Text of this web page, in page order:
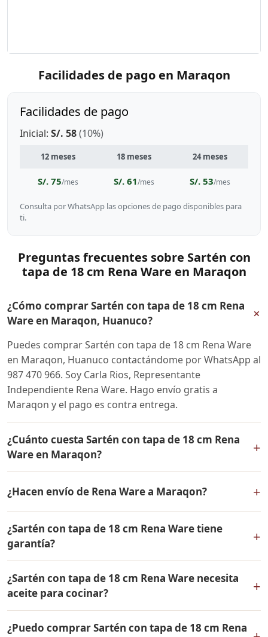
Facilidades de pago en Maraqon
Facilidades de pago
Inicial: S/. 58(10%)
12 meses 18 meses 24 meses
S/. 75/mes S/. 61/mes S/. 53/mes
Consulta por WhatsApp las opciones de pago disponibles para
ti.
Preguntas frecuentes sobre Sartén con
tapa de 18 cm Rena Ware en Maraqon
¿Cómo comprar Sartén con tapa de 18 cm Rena
Ware en Maraqon, Huanuco?
+
Puedes comprar Sartén con tapa de 18 cm Rena Ware
en Maraqon, Huanuco contactándome por WhatsApp al
987 470 966. Soy Carla Rios, Representante
Independiente Rena Ware. Hago envío gratis a
Maraqon y el pago es contra entrega.
¿Cuánto cuesta Sartén con tapa de 18 cm Rena
Ware en Maraqon?
+
mismo en todo el Perú. Contáctame por WhatsApp para
conocer el precio actual, promociones disponibles y
facilidades de pago en cuotas desde el 10% de inicial.
¿Hacen envío de Rena Ware a Maraqon? +
Rena Ware a Maraqon, Huanuco y a todo el Perú. El
pago es contra entrega.
¿Sartén con tapa de 18 cm Rena Ware tiene
garantía?
+
de por vida contra defectos de fabricación. Todos los
productos Rena Ware están fabricados en acero
inoxidable quirúrgico 18/10 de la más alta calidad.
¿Sartén con tapa de 18 cm Rena Ware necesita
aceite para cocinar?
+
para cocinar con muy poco o ningún aceite. El acero
¿Puedo comprar Sartén con tapa de 18 cm Rena